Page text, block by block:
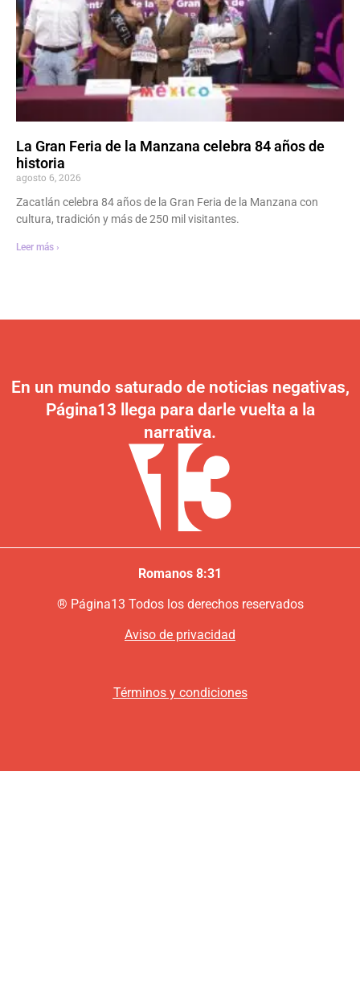
La Gran Feria de la Manzana celebra 84 años de
historia
agosto 6, 2026
Zacatlán celebra 84 años de la Gran Feria de la Manzana con
cultura, tradición y más de 250 mil visitantes.
Leer más ›
En un mundo saturado de noticias negativas,
Página13 llega para darle vuelta a la
narrativa.
Romanos 8:31
® Página13 Todos los derechos reservados
Aviso de privacidad
Términos y condiciones